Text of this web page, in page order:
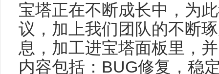
宝塔正在不断成长中，为
议，加上我们团队的不断
息，加工进宝塔面板里，
内容包括：BUG修复，稳